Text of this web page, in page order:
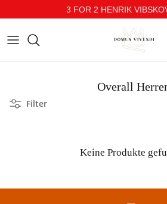
3 FOR 2 HENRIK
Overall
Filter
Keine Produkte